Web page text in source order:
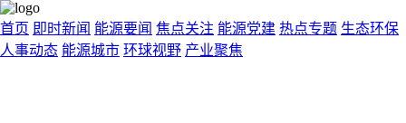
首页 即时新闻 能源要闻 焦点关注 能源党建 热点专题 生态环保
人事动态 能源城市 环球视野 产业聚焦